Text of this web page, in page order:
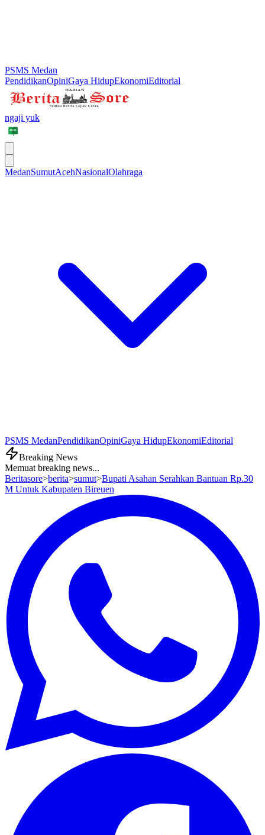
PSMS Medan
PendidikanOpiniGaya HidupEkonomiEditorial
ngaji yuk
MedanSumutAcehNasionalOlahraga
PSMS MedanPendidikanOpiniGaya HidupEkonomiEditorial
Breaking News
Memuat breaking news...
Beritasore>berita>sumut>Bupati Asahan Serahkan Bantuan Rp.30
M Untuk Kabupaten Bireuen